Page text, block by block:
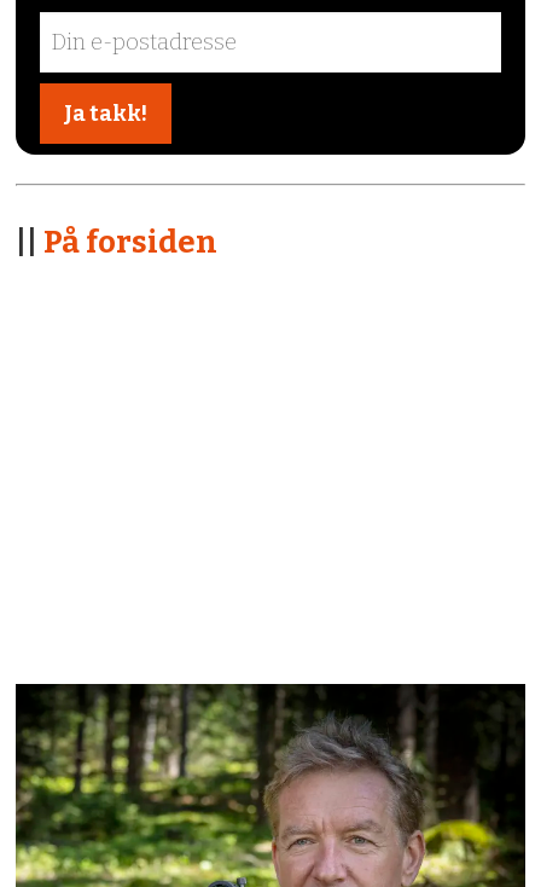
På forsiden